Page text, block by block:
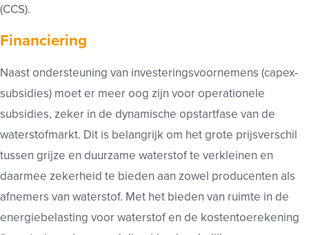
(CCS).
Financiering
Naast ondersteuning van investeringsvoornemens (capex-
subsidies) moet er meer oog zijn voor operationele
subsidies, zeker in de dynamische opstartfase van de
waterstofmarkt. Dit is belangrijk om het grote prijsverschil
tussen grijze en duurzame waterstof te verkleinen en
daarmee zekerheid te bieden aan zowel producenten als
afnemers van waterstof. Met het bieden van ruimte in de
energiebelasting voor waterstof en de kostentoerekening